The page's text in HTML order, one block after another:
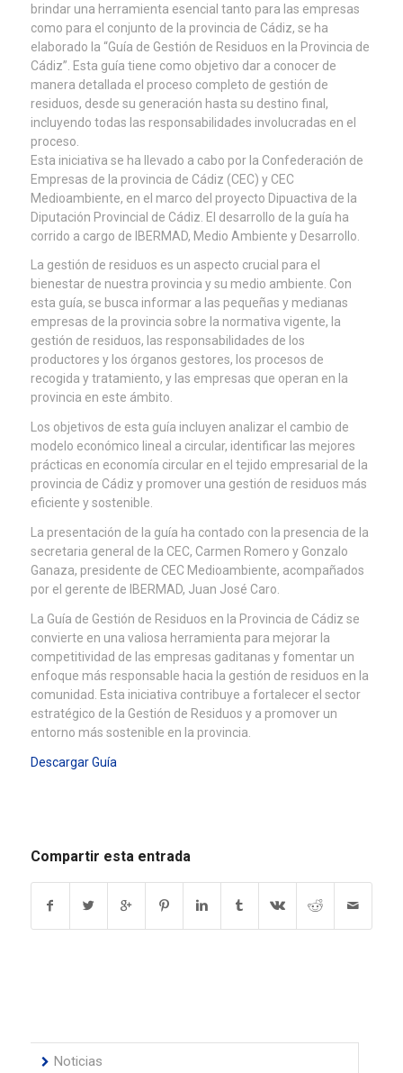
brindar una herramienta esencial tanto para las empresas
como para el conjunto de la provincia de Cádiz, se ha
elaborado la “Guía de Gestión de Residuos en la Provincia de
Cádiz”. Esta guía tiene como objetivo dar a conocer de
manera detallada el proceso completo de gestión de
residuos, desde su generación hasta su destino final,
incluyendo todas las responsabilidades involucradas en el
proceso.
Esta iniciativa se ha llevado a cabo por la Confederación de
Empresas de la provincia de Cádiz (CEC) y CEC
Medioambiente, en el marco del proyecto Dipuactiva de la
Diputación Provincial de Cádiz. El desarrollo de la guía ha
corrido a cargo de IBERMAD, Medio Ambiente y Desarrollo.
La gestión de residuos es un aspecto crucial para el
bienestar de nuestra provincia y su medio ambiente. Con
esta guía, se busca informar a las pequeñas y medianas
empresas de la provincia sobre la normativa vigente, la
gestión de residuos, las responsabilidades de los
productores y los órganos gestores, los procesos de
recogida y tratamiento, y las empresas que operan en la
provincia en este ámbito.
Los objetivos de esta guía incluyen analizar el cambio de
modelo económico lineal a circular, identificar las mejores
prácticas en economía circular en el tejido empresarial de la
provincia de Cádiz y promover una gestión de residuos más
eficiente y sostenible.
La presentación de la guía ha contado con la presencia de la
secretaria general de la CEC, Carmen Romero y Gonzalo
Ganaza, presidente de CEC Medioambiente, acompañados
por el gerente de IBERMAD, Juan José Caro.
La Guía de Gestión de Residuos en la Provincia de Cádiz se
convierte en una valiosa herramienta para mejorar la
competitividad de las empresas gaditanas y fomentar un
enfoque más responsable hacia la gestión de residuos en la
comunidad. Esta iniciativa contribuye a fortalecer el sector
estratégico de la Gestión de Residuos y a promover un
entorno más sostenible en la provincia.
Descargar Guía
Compartir esta entrada
Noticias